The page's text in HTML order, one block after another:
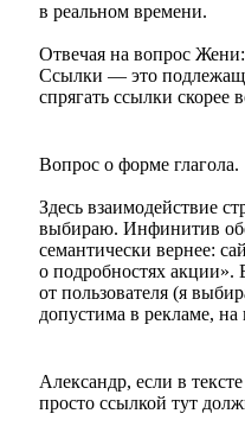
в реальном времени.
Отвечая на вопрос Жени:
Ссылки — это
спрягать ссылки скорее
Вопрос о форме глагола.
Здесь взаимодействие
выбираю. Инфинитив
семантически вернее:
о подробностях акции».
от пользователя (я
допустима в рекламе, на
Александр, если в
просто ссылкой тут